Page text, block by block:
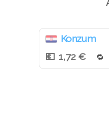
Konzum
1,72 €